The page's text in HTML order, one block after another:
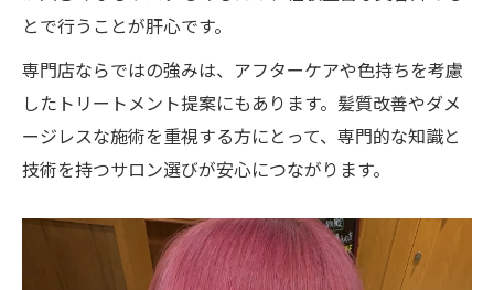
とで行うことが肝心です。
専門店ならではの強みは、アフターケアや色持ちを考慮
したトリートメント提案にもあります。髪質改善やダメ
ージレスな施術を重視する方にとって、専門的な知識と
技術を持つサロン選びが安心につながります。